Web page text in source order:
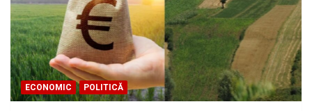
ECONOMIC POLITICĂ